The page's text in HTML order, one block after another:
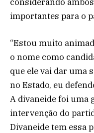
importantes para o
“Estou muito
o nome como
que ele vai dar uma
no Estado, eu
A divaneide foi uma
intervenção do
Divaneide tem essa